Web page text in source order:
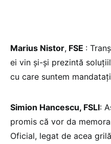
Marius Nistor, FSE :
ei vin și-și prezintă
cu care suntem
Simion Hancescu, FSLI:
promis că vor da
Oficial, legat de acea